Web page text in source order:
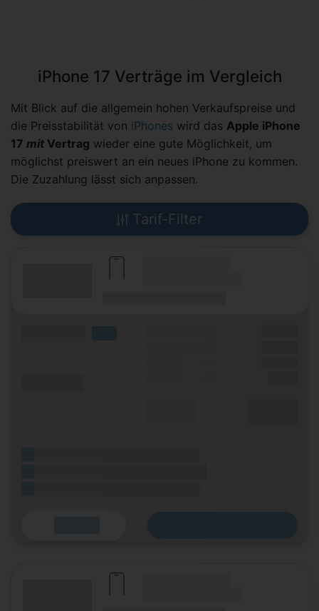
iPhone 17 Verträge im Vergleich
Mit Blick auf die allgemein hohen Verkaufspreise und
die Preisstabilität von iPhones wird das Apple iPhone
17 mit Vertrag wieder eine gute Möglichkeit, um
möglichst preiswert an ein neues iPhone zu kommen.
Die Zuzahlung lässt sich anpassen.
Tarif-Filter